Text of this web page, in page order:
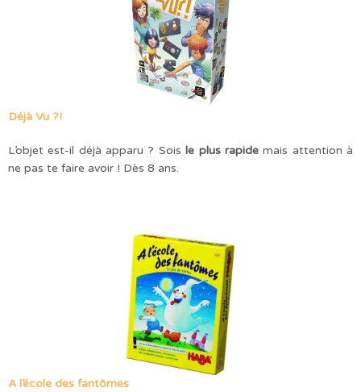
Déjà Vu ?!
L’objet est-il déjà apparu ? Sois le plus rapidemais attention à
ne pas te faire avoir ! Dès 8 ans.
A l’école des fantômes